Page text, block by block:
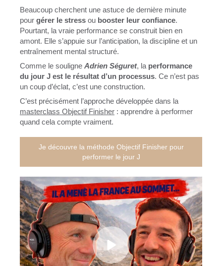
Beaucoup cherchent une astuce de dernière minute
pour gérer le stress ou booster leur confiance.
Pourtant, la vraie performance se construit bien en
amont. Elle s’appuie sur l’anticipation, la discipline et un
entraînement mental structuré.
Comme le souligne Adrien Séguret, la performance
du jour J est le résultat d’un processus. Ce n’est pas
un coup d’éclat, c’est une construction.
C’est précisément l’approche développée dans la
masterclass Objectif Finisher : apprendre à performer
quand cela compte vraiment.
Je découvre la méthode Objectif Finisher pour
performer le jour J